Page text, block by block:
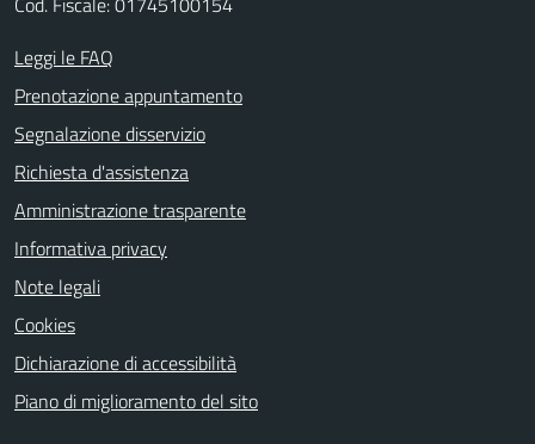
Leggi le FAQ
Prenotazione appuntamento
Segnalazione disservizio
Richiesta d'assistenza
Amministrazione trasparente
Informativa privacy
Note legali
Cookies
Dichiarazione di accessibilità
Piano di miglioramento del sito